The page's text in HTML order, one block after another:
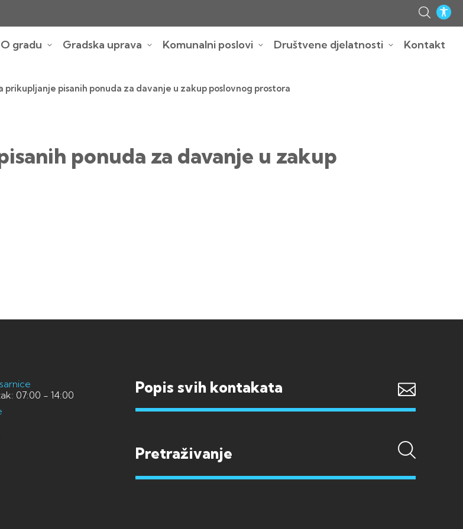
O gradu Gradska uprava Komunalni poslovi Društvene djelatnosti Kontakt
prikupljanje pisanih ponuda za davanje u zakup poslovnog prostora
ponuda za davanje u zakup
07:00 - 14:00
Popis svih kontakata